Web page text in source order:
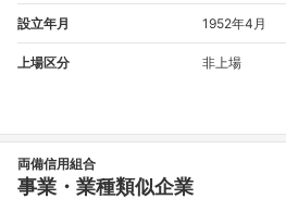
設立年月 1952年4月
上場区分 非上場
両備信用組合
事業・業種類似企業